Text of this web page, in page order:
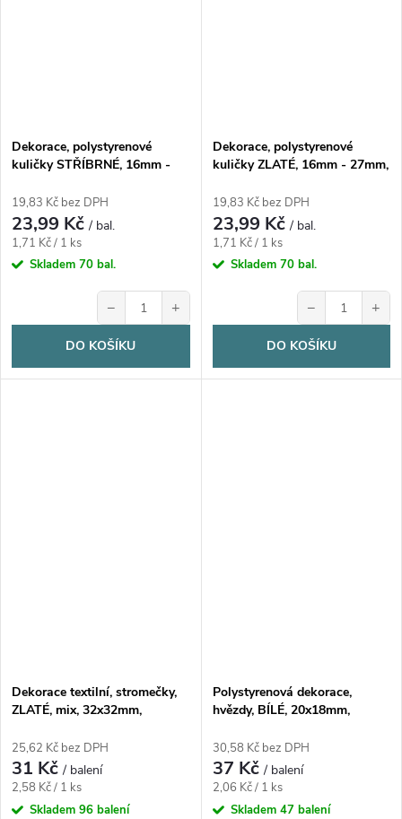
Dekorace, polystyrenové
kuličky STŘÍBRNÉ, 16mm -
19,83 Kč bez DPH
23,99 Kč/ bal.
Měrná
cena:
1,71 Kč / 1 ks
Skladem 70 bal.
− +
DO KOŠÍKU
Dekorace, polystyrenové
kuličky ZLATÉ, 16mm - 27mm,
19,83 Kč bez DPH
23,99 Kč/ bal.
Měrná
cena:
1,71 Kč / 1 ks
Skladem 70 bal.
− +
DO KOŠÍKU
Dekorace textilní, stromečky,
ZLATÉ, mix, 32x32mm,
25,62 Kč bez DPH
31 Kč/ balení
Měrná
cena:
2,58 Kč / 1 ks
Skladem 96 balení
Polystyrenová dekorace,
hvězdy, BÍLÉ, 20x18mm,
30,58 Kč bez DPH
37 Kč/ balení
Měrná
cena:
2,06 Kč / 1 ks
Skladem 47 balení